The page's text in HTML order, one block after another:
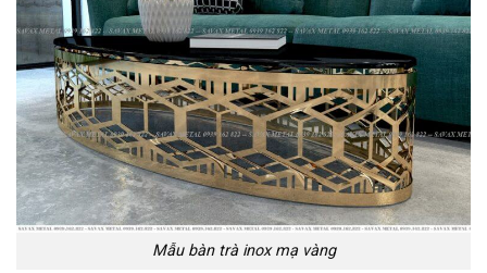
Mẫu bàn trà inox mạ vàng